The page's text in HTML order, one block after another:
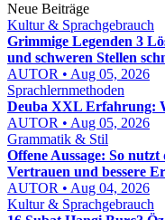
Neue Beiträge
Kultur & Sprachgebrauch
Grimmige Legenden 3
und schweren Stellen
AUTOR • Aug 05, 2026
Sprachlernmethoden
Deuba XXL Erfahrung:
AUTOR • Aug 05, 2026
Grammatik & Stil
Offene Aussage: So
Vertrauen und bessere
AUTOR • Aug 04, 2026
Kultur & Sprachgebrauch